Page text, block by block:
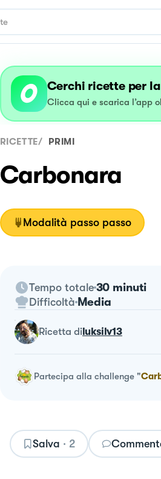
Cerchi ricette per
Clicca qui e scarica l’app
RICETTE/ PRIMI
Carbonara
Modalità passo passo
Tempo totale 30 minuti
Difficoltà Media
ricetta diluksilv13
Partecipa alla challenge"
Salva · 2